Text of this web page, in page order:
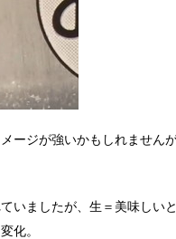
ージが強いかもしれません
いましたが、生＝美味しい
化。